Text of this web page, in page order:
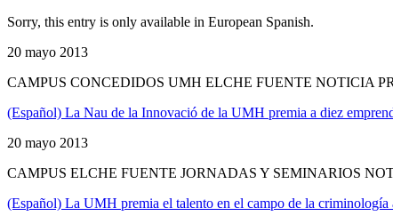
Sorry, this entry is only available in European Spanish.
20 mayo 2013
CAMPUS CONCEDIDOS UMH ELCHE FUENTE NOTICIA
(Español) La Nau de la Innovació de la UMH premia a diez
20 mayo 2013
CAMPUS ELCHE FUENTE JORNADAS Y SEMINARIOS
(Español) La UMH premia el talento en el campo de la criminología